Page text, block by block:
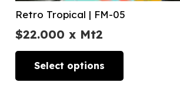
Retro Tropical | FM-05
$22.000 x Mt2
Select options